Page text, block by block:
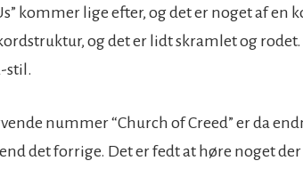
kommer lige efter, og det er noget af en
og det er lidt skramlet og
stil.
nummer “Church of Creed” er da
det forrige. Det er fedt at høre noget